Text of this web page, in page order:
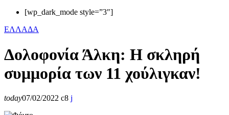
[wp_dark_mode style=”3″]
ΕΛΛΑΔΑ
Δολοφονία Άλκη: Η σκληρή
συμμορία των 11 χούλιγκαν!
today07/02/2022 8